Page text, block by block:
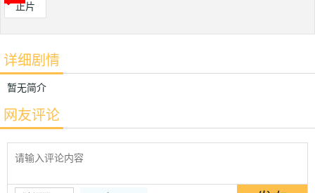
正片
详细剧情
暂无简介
网友评论